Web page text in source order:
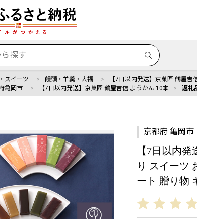
スイーツ 饅頭・羊羹・大福 【7日以内発送】京菓匠 鶴屋吉
亀岡市 【7日以内発送】京菓匠 鶴屋吉信 ようかん 10本… 返礼
京都府 亀岡市
【7日以内
り スイーツ
ート 贈り物